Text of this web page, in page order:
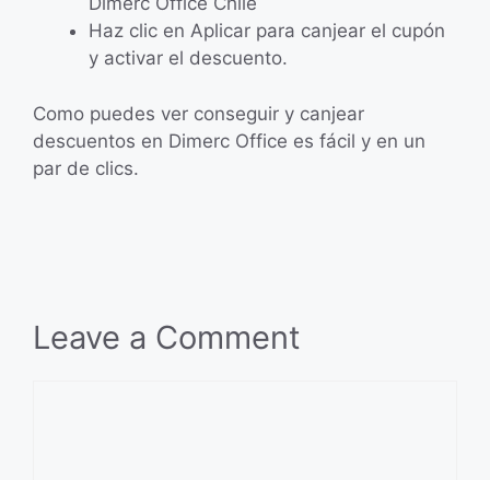
Haz clic en Aplicar para canjear el cupón
y activar el descuento.
Como puedes ver conseguir y canjear
descuentos en Dimerc Office es fácil y en un
par de clics.
Leave a Comment